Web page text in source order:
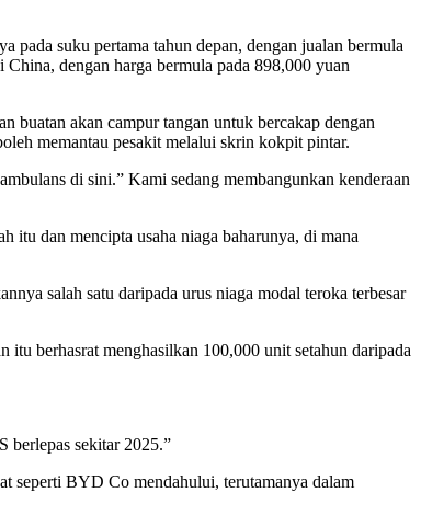
pada suku pertama tahun depan, dengan jualan bermula
dengan harga bermula pada 898,000 yuan
buatan akan campur tangan untuk bercakap dengan
memantau pesakit melalui skrin kokpit pintar.
di sini.” Kami sedang membangunkan kenderaan
itu dan mencipta usaha niaga baharunya, di mana
salah satu daripada urus niaga modal teroka terbesar
berhasrat menghasilkan 100,000 unit setahun daripada
berlepas sekitar 2025.”
seperti BYD Co mendahului, terutamanya dalam